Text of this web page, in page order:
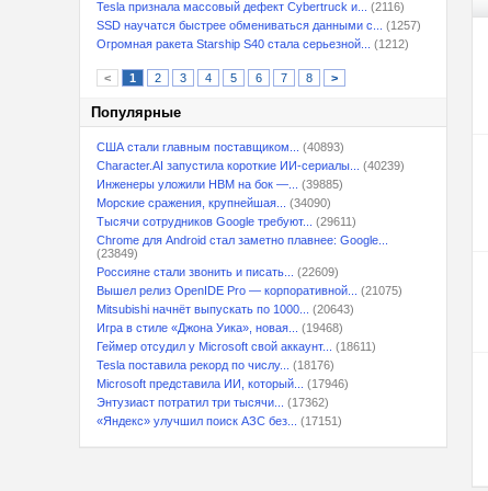
Tesla признала массовый дефект Cybertruck и...
(2116)
SSD научатся быстрее обмениваться данными с...
(1257)
Огромная ракета Starship S40 стала серьезной...
(1212)
< 1 2 3 4 5 6 7 8 >
Популярные
США стали главным поставщиком...
(40893)
Character.AI запустила короткие ИИ-сериалы...
(40239)
Инженеры уложили HBM на бок —...
(39885)
Морские сражения, крупнейшая...
(34090)
Тысячи сотрудников Google требуют...
(29611)
Chrome для Android стал заметно плавнее: Google...
(23849)
Россияне стали звонить и писать...
(22609)
Вышел релиз OpenIDE Pro — корпоративной...
(21075)
Mitsubishi начнёт выпускать по 1000...
(20643)
Игра в стиле «Джона Уика», новая...
(19468)
Геймер отсудил у Microsoft свой аккаунт...
(18611)
Tesla поставила рекорд по числу...
(18176)
Microsoft представила ИИ, который...
(17946)
Энтузиаст потратил три тысячи...
(17362)
«Яндекс» улучшил поиск АЗС без...
(17151)